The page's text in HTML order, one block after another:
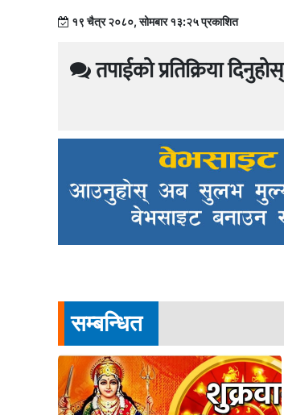
१९ चैत्र २०८०, सोमबार १३:२५ प्रकाशित
तपाईको प्रतिक्रिया दिनुहोस्
सम्बन्धित